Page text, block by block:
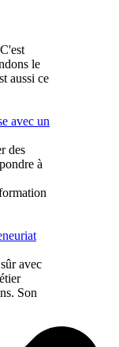
le
aussi ce
avec un
des
à
avec
Son